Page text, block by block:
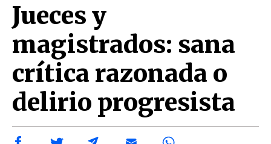
Jueces y
magistrados: sana
crítica razonada o
delirio progresista